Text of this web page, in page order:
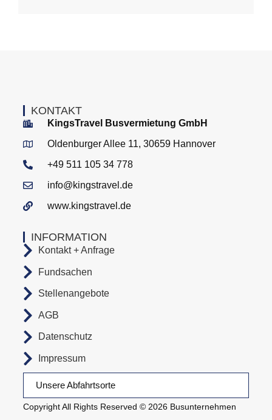
Copyright All Rights Reserved © 2026 Busunternehmen
Unsere Abfahrtsorte
INFORMATION
Kontakt + Anfrage
Fundsachen
Stellenangebote
AGB
Datenschutz
Impressum
KONTAKT
KingsTravel Busvermietung GmbH
Oldenburger Allee 11, 30659 Hannover
+49 511 105 34 778
info@kingstravel.de
www.kingstravel.de